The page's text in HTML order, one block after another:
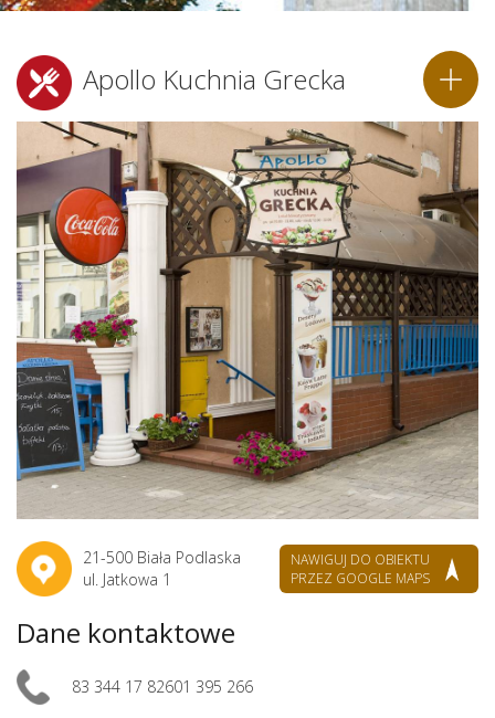
Apollo Kuchnia Grecka
21-500 Biała Podlaska
ul. Jatkowa 1
NAWIGUJ DO OBIEKTU
PRZEZ GOOGLE MAPS
Dane kontaktowe
83 344 17 82601 395 266